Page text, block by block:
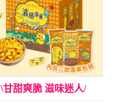
\甘甜爽脆 滋味迷人/